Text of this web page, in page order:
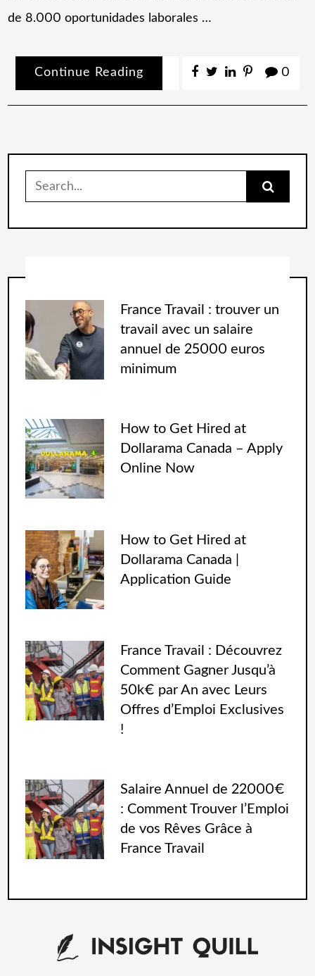
de 8.000 oportunidades laborales …
Continue Reading 0
France Travail : trouver un
travail avec un salaire
annuel de 25000 euros
minimum
How to Get Hired at
Dollarama Canada – Apply
Online Now
How to Get Hired at
Dollarama Canada |
Application Guide
France Travail : Découvrez
Comment Gagner Jusqu’à
50k€ par An avec Leurs
Offres d’Emploi Exclusives
!
Salaire Annuel de 22000€
: Comment Trouver l’Emploi
de vos Rêves Grâce à
France Travail